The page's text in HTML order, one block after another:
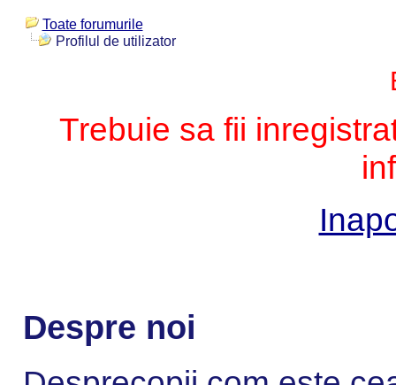
Toate forumurile
Profilul de utilizator
Trebuie sa fii
Despre noi